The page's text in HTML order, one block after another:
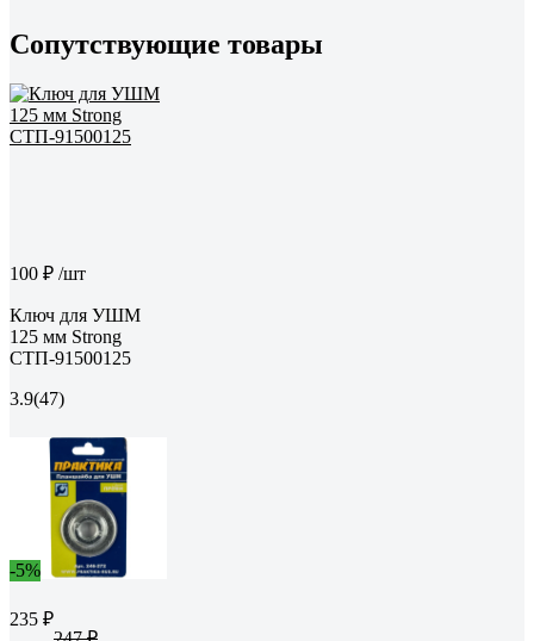
Сопутствующие товары
100 ₽ /шт
Ключ для УШМ
125 мм Strong
СТП-91500125
3.9(47)
-5%
235 ₽